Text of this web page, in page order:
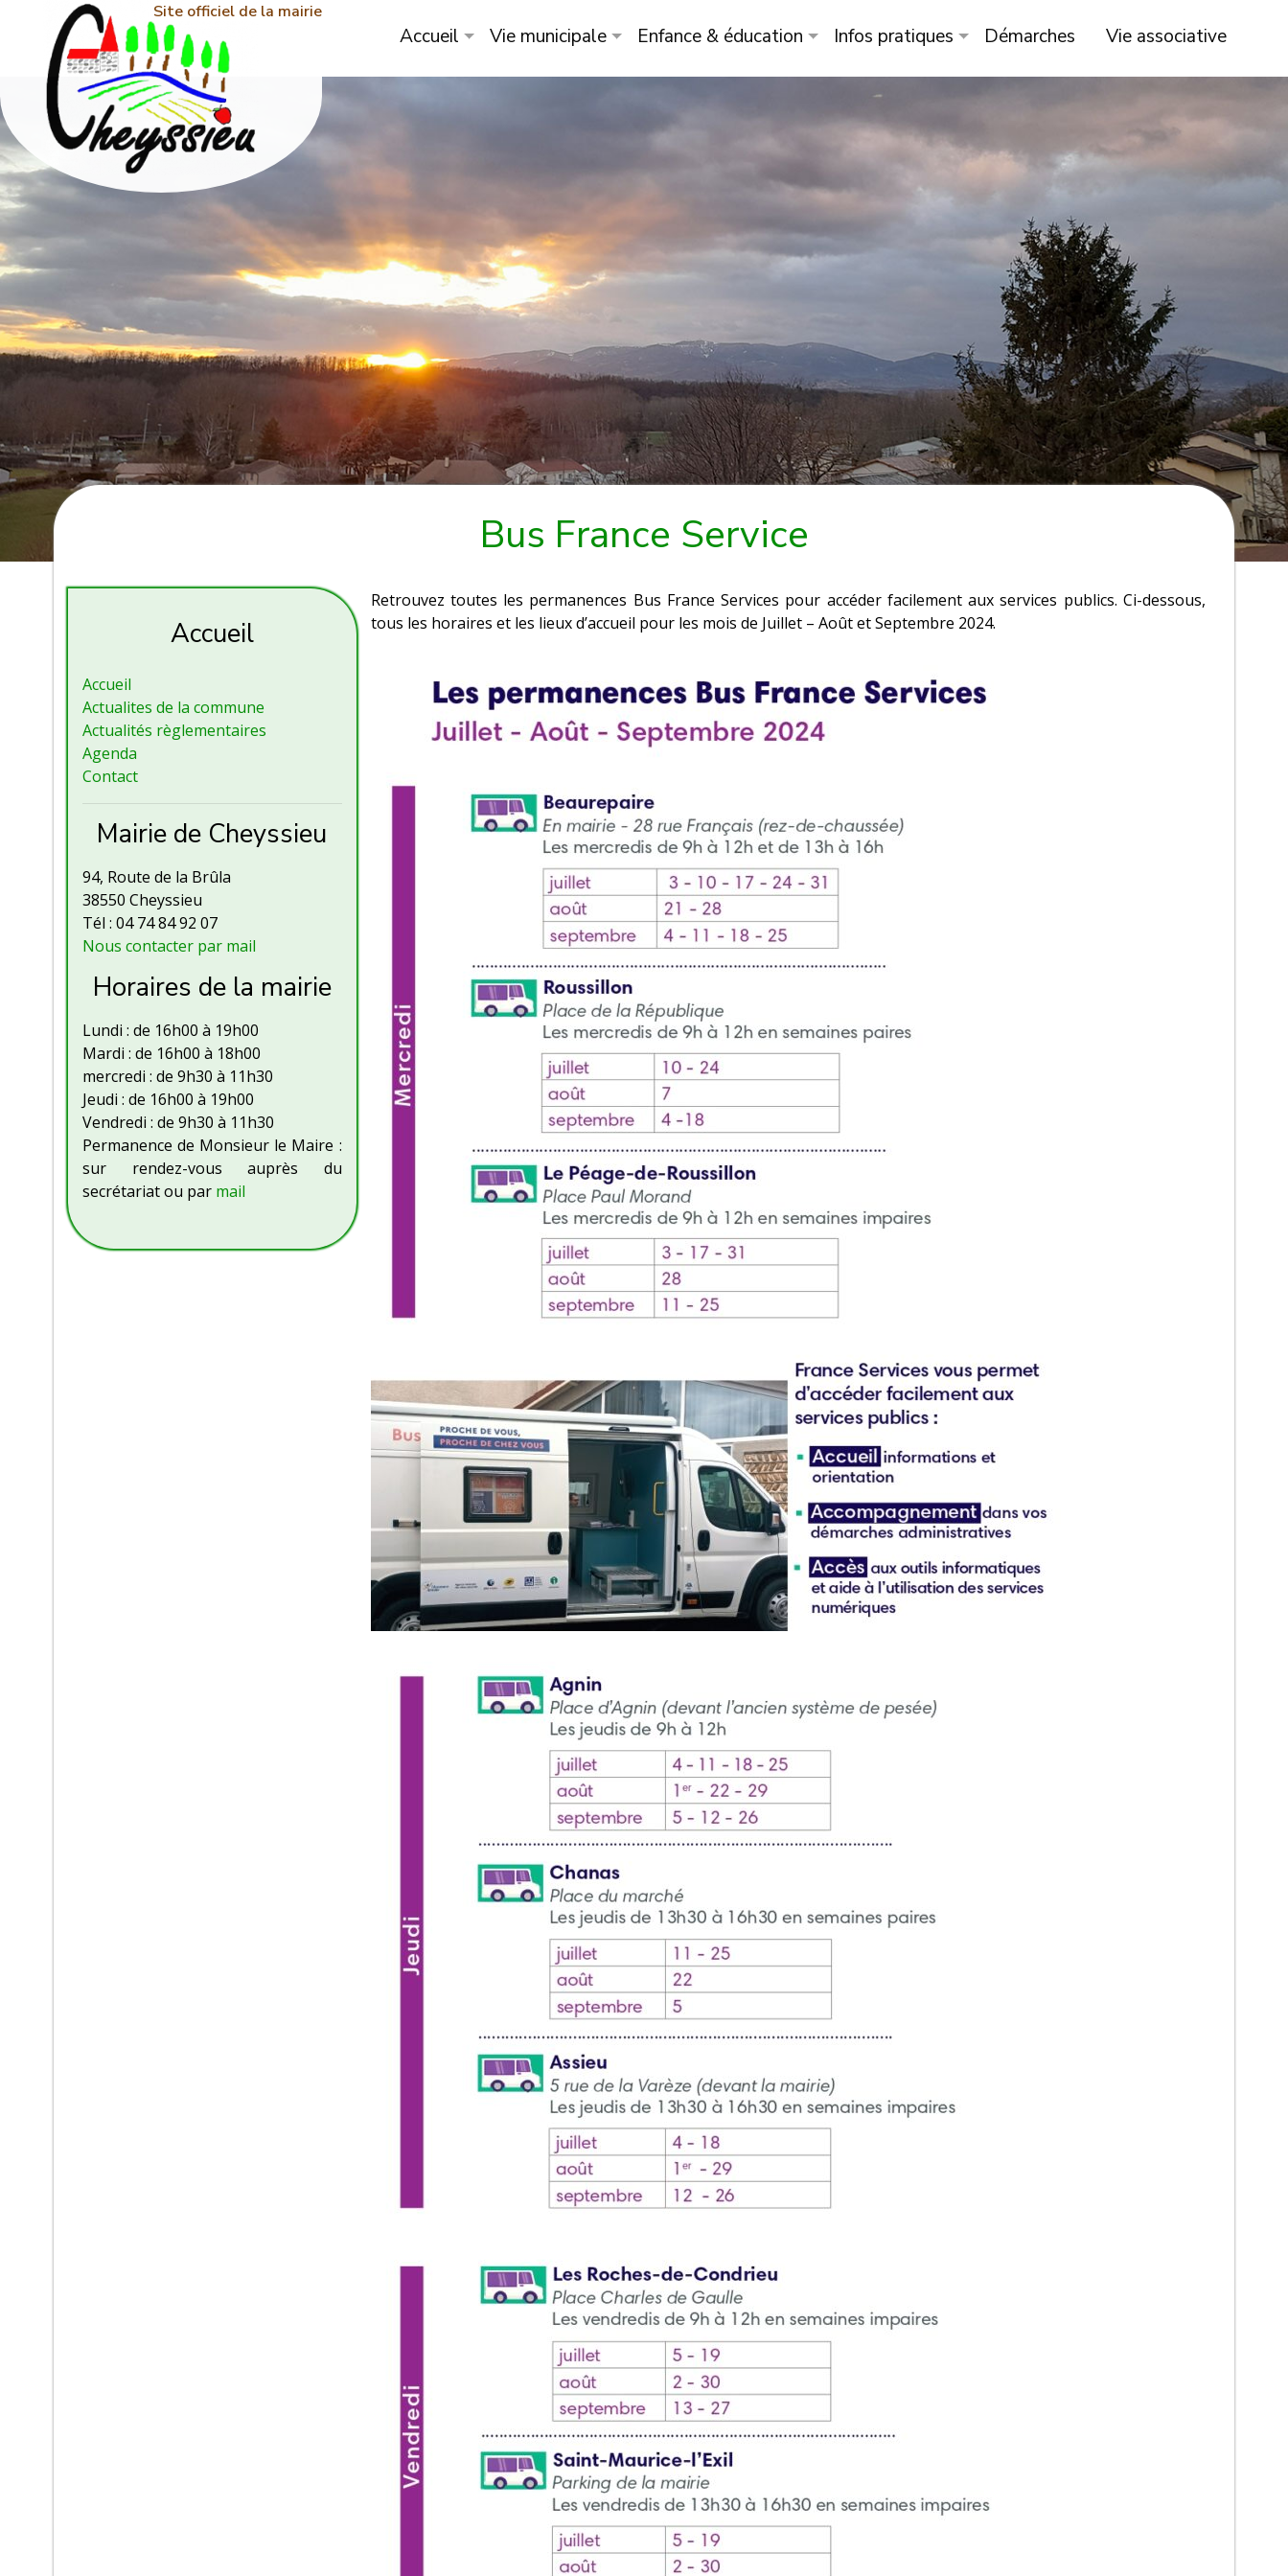
Site officiel de la mairie
Accueil Vie municipale Enfance & éducation Infos pratiques Démarches Vie associative
Bus France Service
Accueil
Accueil
Actualites de la commune
Actualités règlementaires
Agenda
Contact
Mairie de Cheyssieu
94, Route de la Brûla
38550 Cheyssieu
Tél : 04 74 84 92 07
Nous contacter par mail
Horaires de la mairie
Lundi : de 16h00 à 19h00
Mardi : de 16h00 à 18h00
mercredi : de 9h30 à 11h30
Jeudi : de 16h00 à 19h00
Vendredi : de 9h30 à 11h30
Permanence de Monsieur le Maire :
sur rendez-vous auprès du
secrétariat ou par mail
Retrouvez toutes les permanences Bus France Services pour accéder facilement aux services publics. Ci-dessous,
tous les horaires et les lieux d’accueil pour les mois de Juillet – Août et Septembre 2024.